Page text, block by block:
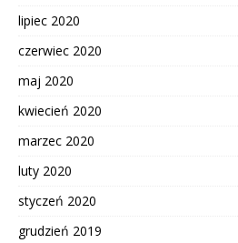
lipiec 2020
czerwiec 2020
maj 2020
kwiecień 2020
marzec 2020
luty 2020
styczeń 2020
grudzień 2019